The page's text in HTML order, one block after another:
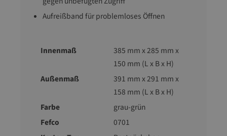
Aufreißband für problemloses Öffnen
Innenmaß
385 mm x 285 mm x
150 mm (L x B x H)
Außenmaß
391 mm x 291 mm x
158 mm (L x B x H)
Farbe
grau-grün
Fefco
0701